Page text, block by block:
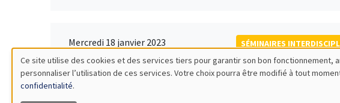
Mercredi 18 janvier 2023
14:30 à 16:00
Îlot Bernard du Bois
Amphithéâtre
SÉMINAIRES
Touria Jaaidane
Université de Lille,
Utilisation
Ce site utilise des cookies et des services tiers pour garantir son bon
personnaliser l’utilisation de ces services. Votre choix pourra être modifié à tout
confidentialité.